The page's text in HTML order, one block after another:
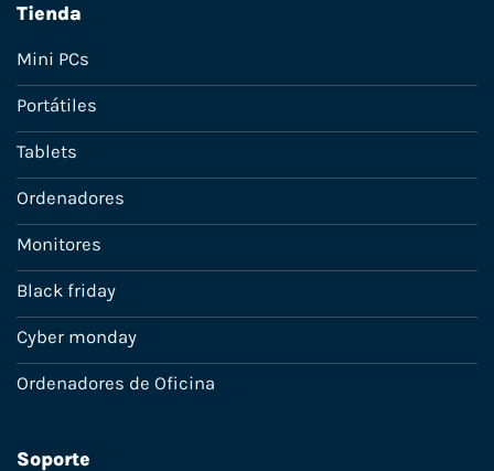
Tienda
Mini PCs
Portátiles
Tablets
Ordenadores
Monitores
Black friday
Cyber monday
Ordenadores de Oficina
Soporte